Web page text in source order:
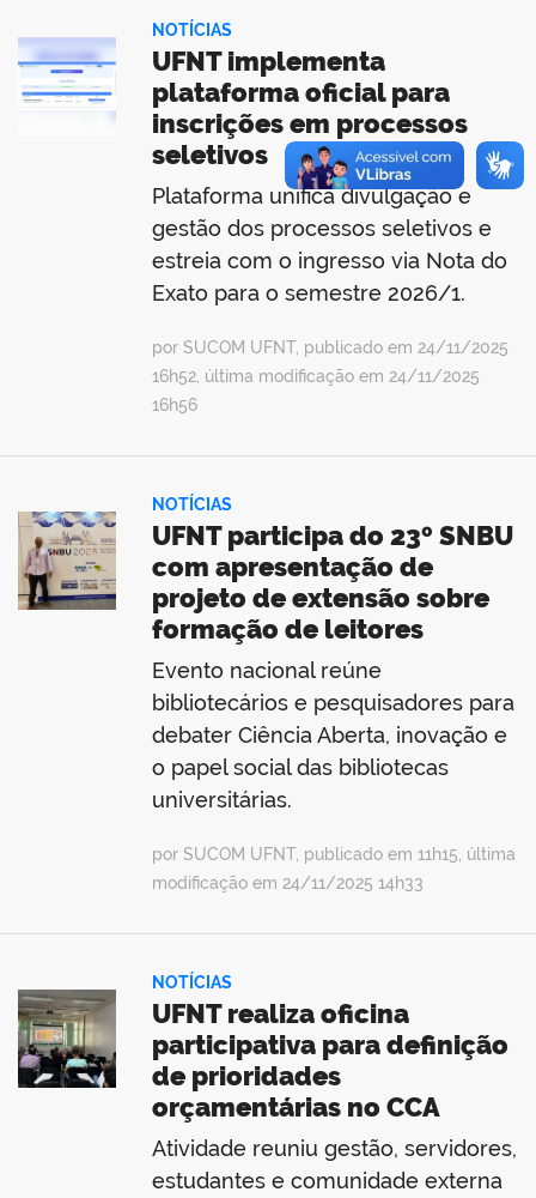
NOTÍCIAS
UFNT implementa
plataforma oficial para
inscrições em processos
seletivos
Plataforma unifica divulgação e
gestão dos processos seletivos e
estreia com o ingresso via Nota do
Exato para o semestre 2026/1.
por SUCOM UFNT, publicado em 24/11/2025
16h52, última modificação em 24/11/2025
16h56
NOTÍCIAS
UFNT participa do 23º SNBU
com apresentação de
projeto de extensão sobre
formação de leitores
Evento nacional reúne
bibliotecários e pesquisadores para
debater Ciência Aberta, inovação e
o papel social das bibliotecas
universitárias.
por SUCOM UFNT, publicado em 11h15, última
modificação em 24/11/2025 14h33
NOTÍCIAS
UFNT realiza oficina
participativa para definição
de prioridades
orçamentárias no CCA
Atividade reuniu gestão, servidores,
estudantes e comunidade externa